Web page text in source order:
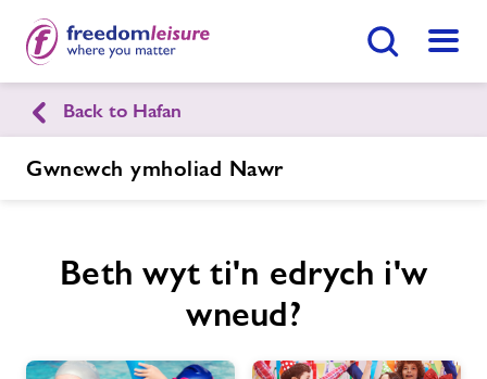
English Cymraeg
LC Abertawe
Hafan Ymunwch Nawr
Gwnewch Ymholiad Nawr
Back to Hafan
Gwnewch ymholiad Nawr
Beth wyt ti'n edrych i'w
wneud?